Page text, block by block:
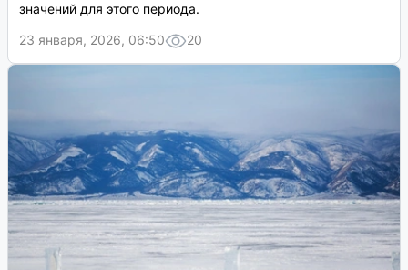
значений для этого периода.
23 января, 2026, 06:50
20